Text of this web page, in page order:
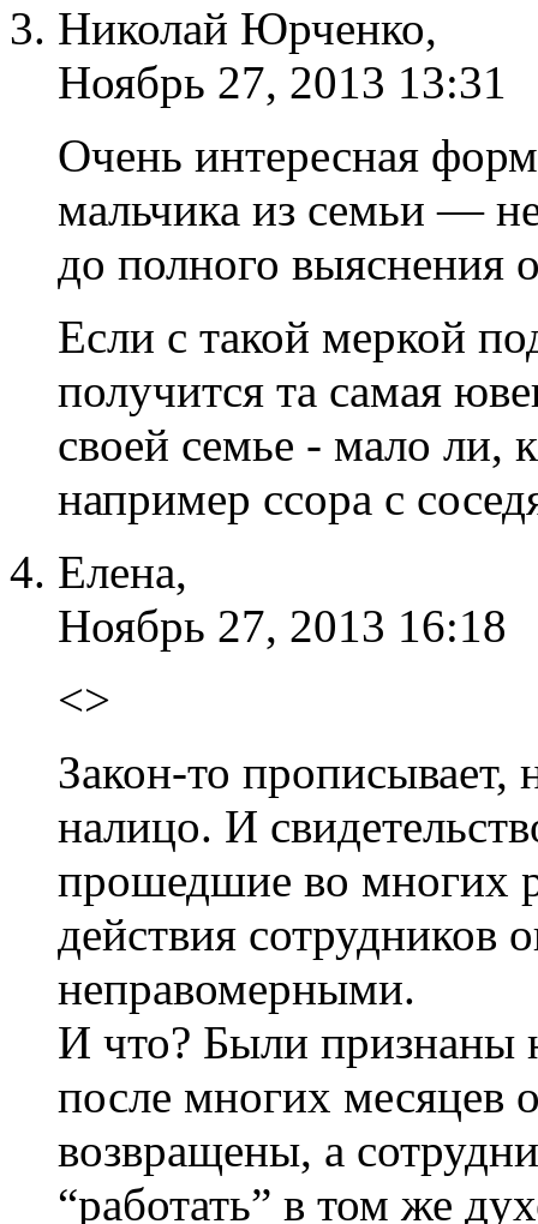
Николай Юрченко,
Ноябрь 27, 2013 13:31
Очень интересная
мальчика из семьи —
до полного выяснения
Если с такой меркой
получится та самая
своей семье - мало ли,
например ссора с
Елена,
Ноябрь 27, 2013 16:18
<>
Закон-то прописывает,
налицо. И
прошедшие во многих
действия сотрудников
неправомерными.
И что? Были признаны
после многих месяцев
возвращены, а
“работать” в том же